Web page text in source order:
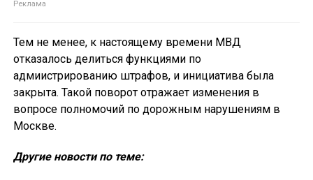
Тем не менее, к настоящему времени МВД
отказалось делиться функциями по
адмиистрированию штрафов, и инициатива была
закрыта. Такой поворот отражает изменения в
вопросе полномочий по дорожным нарушениям в
Москве.
Другие новости по теме: